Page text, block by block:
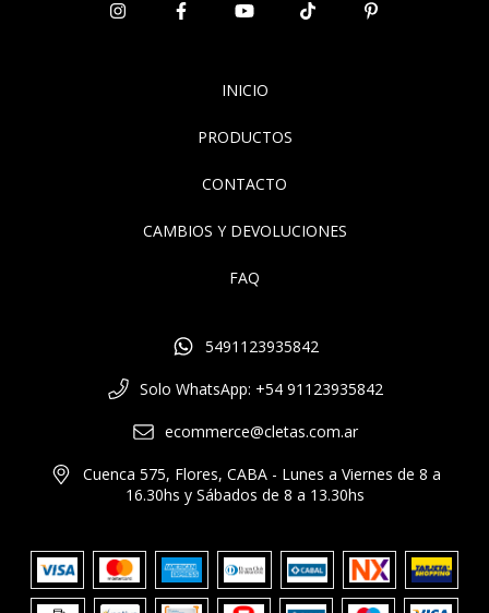
INICIO
PRODUCTOS
CONTACTO
CAMBIOS Y DEVOLUCIONES
FAQ
5491123935842
Solo WhatsApp: +54 91123935842
ecommerce@cletas.com.ar
Cuenca 575, Flores, CABA - Lunes a Viernes de 8 a
16.30hs y Sábados de 8 a 13.30hs